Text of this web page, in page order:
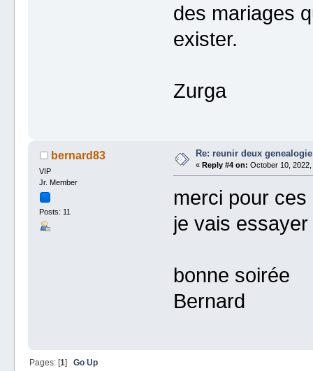
des mariages
exister.
Zurga
bernard83
VIP
Jr. Member
Posts: 11
Re: reunir deux genealogie
«Reply #4 on: October 10,
merci pour
je vais
bonne soirée
Bernard
Pages: [1] Go Up